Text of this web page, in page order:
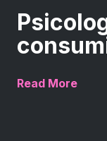
Read More